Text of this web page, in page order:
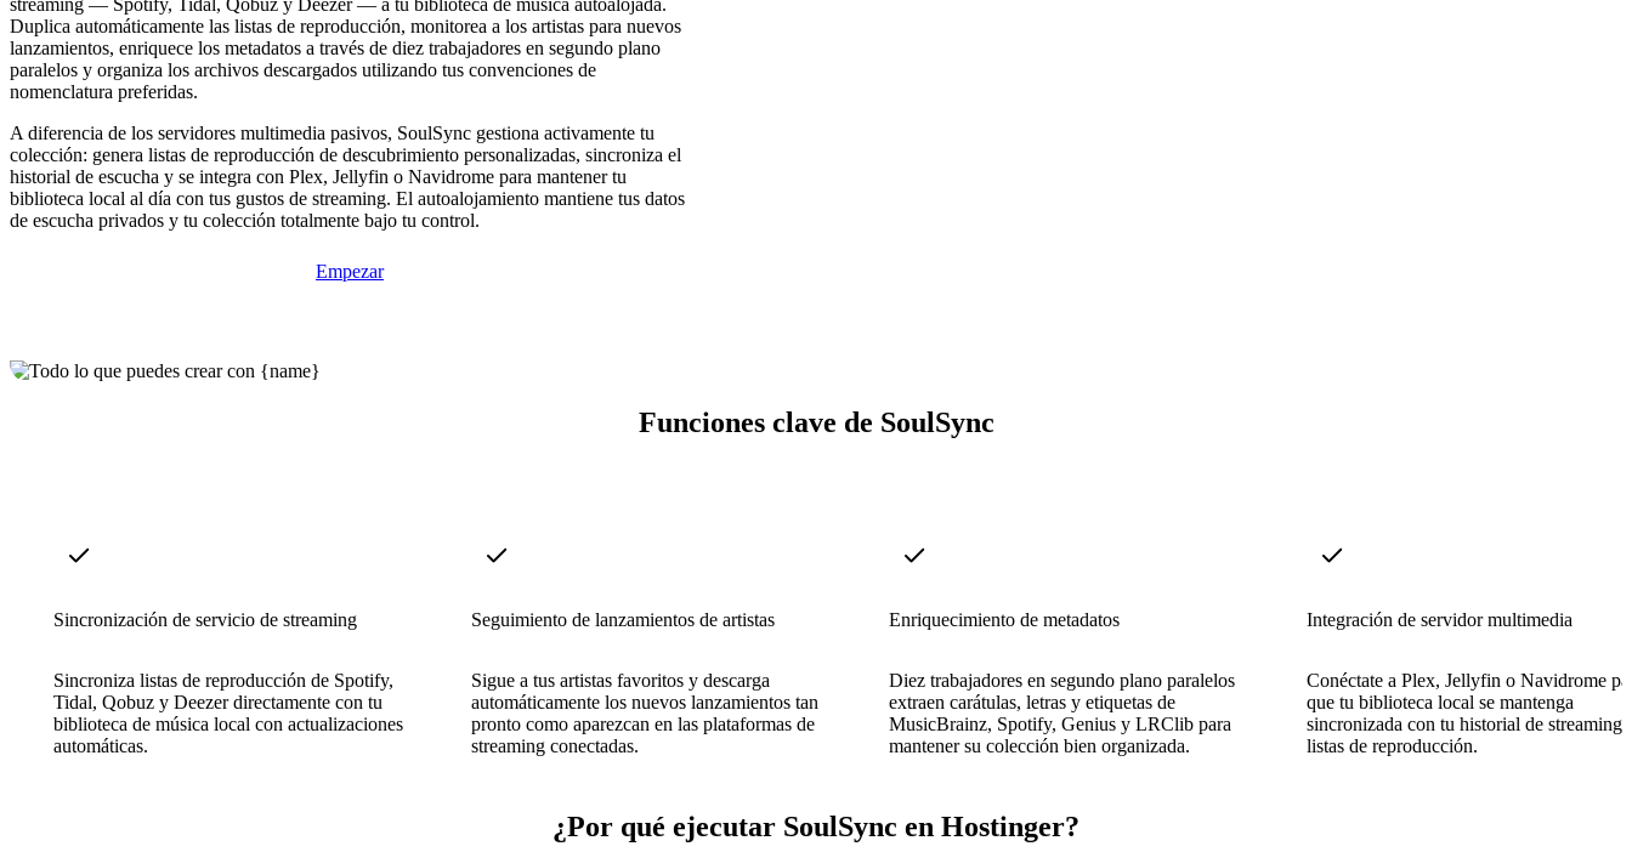
streaming — Spotify, Tidal, Qobuz y Deezer — a tu biblioteca de música autoalojada.
Duplica automáticamente las listas de reproducción, monitorea a los artistas para nuevos
lanzamientos, enriquece los metadatos a través de diez trabajadores en segundo plano
paralelos y organiza los archivos descargados utilizando tus convenciones de
nomenclatura preferidas.
A diferencia de los servidores multimedia pasivos, SoulSync gestiona activamente tu
colección: genera listas de reproducción de descubrimiento personalizadas, sincroniza el
historial de escucha y se integra con Plex, Jellyfin o Navidrome para mantener tu
biblioteca local al día con tus gustos de streaming. El autoalojamiento mantiene tus datos
de escucha privados y tu colección totalmente bajo tu control.
Empezar
Funciones clave de SoulSync
Sincronización de servicio de streaming
Sincroniza listas de reproducción de Spotify,
Tidal, Qobuz y Deezer directamente con tu
biblioteca de música local con actualizaciones
automáticas.
Seguimiento de lanzamientos de artistas
Sigue a tus artistas favoritos y descarga
automáticamente los nuevos lanzamientos tan
pronto como aparezcan en las plataformas de
streaming conectadas.
Enriquecimiento de metadatos
Diez trabajadores en segundo plano paralelos
extraen carátulas, letras y etiquetas de
MusicBrainz, Spotify, Genius y LRClib para
mantener su colección bien organizada.
Integración de servidor multimedia
Conéctate a Plex, Jellyfin o Navidrome
que tu biblioteca local se mantenga
sincronizada con tu historial de streaming
listas de reproducción.
¿Por qué ejecutar SoulSync en Hostinger?